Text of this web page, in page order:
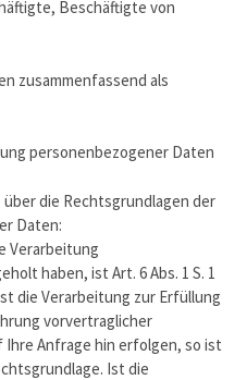
Beschäftigte von
zusammenfassend als
personenbezogener Daten
die Rechtsgrundlagen der
Daten:
Verarbeitung
haben, ist Art. 6 Abs. 1 S. 1
die Verarbeitung zur Erfüllung
vorvertraglicher
Anfrage hin erfolgen, so ist
Ist die